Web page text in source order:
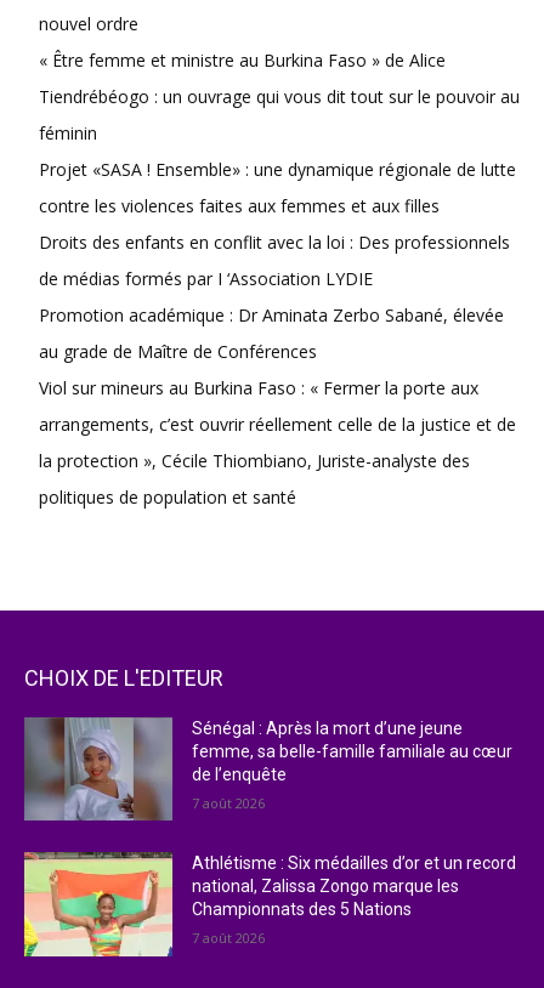
nouvel ordre
« Être femme et ministre au Burkina Faso » de Alice
Tiendrébéogo : un ouvrage qui vous dit tout sur le pouvoir au
féminin
Projet «SASA ! Ensemble» : une dynamique régionale de lutte
contre les violences faites aux femmes et aux filles
Droits des enfants en conflit avec la loi : Des professionnels
de médias formés par I ‘Association LYDIE
Promotion académique : Dr Aminata Zerbo Sabané, élevée
au grade de Maître de Conférences
Viol sur mineurs au Burkina Faso : « Fermer la porte aux
arrangements, c’est ouvrir réellement celle de la justice et de
la protection », Cécile Thiombiano, Juriste-analyste des
politiques de population et santé
CHOIX DE L'EDITEUR
Sénégal : Après la mort d’une jeune
femme, sa belle-famille familiale au cœur
de l’enquête
7 août 2026
Athlétisme : Six médailles d’or et un record
national, Zalissa Zongo marque les
Championnats des 5 Nations
7 août 2026